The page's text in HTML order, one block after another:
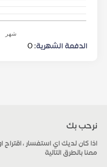
الدفعة الشهرية:
0
نرحب بك
اذا كان لديك اي استفسار ،
معنا بالطرق التالية